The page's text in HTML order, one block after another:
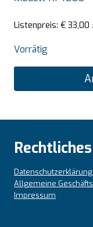
Listenpreis: € 33,00
Vorrätig
Rechtliches
Datenschutzerklärung
Allgemeine
Impressum